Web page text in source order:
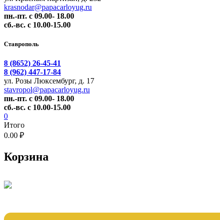
krasnodar@papacarloyug.ru
пн.-пт. с 09.00- 18.00
сб.-вс. с 10.00-15.00
Ставрополь
8 (8652) 26-45-41
8 (962) 447-17-84
ул. Розы Люксембург, д. 17
stavropol@papacarloyug.ru
пн.-пт. с 09.00- 18.00
сб.-вс. с 10.00-15.00
0
Итого
0.00 ₽
Корзина